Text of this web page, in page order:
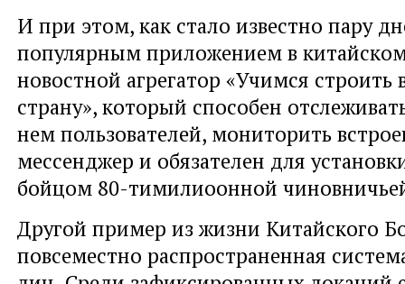
И при этом, как стало известно пару
популярным приложением в
новостной агрегатор «Учимся строить
страну», который способен
нем пользователей, мониторить
мессенджер и обязателен для
бойцом 80-тимилиоонной
Другой пример из жизни Китайского
повсеместно распространенная